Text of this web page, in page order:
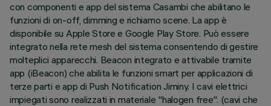
con componenti e app del sistema Casambi che abilitano le
funzioni di on-off, dimming e richiamo scene. La app è
disponibile su Apple Store e Google Play Store. Può essere
integrato nella rete mesh del sistema consentendo di gestire
molteplici apparecchi. Beacon integrato e attivabile tramite
app (iBeacon) che abilita le funzioni smart per applicazioni di
terze parti e app di Push Notification Jiminy. I cavi elettrici
impiegati sono realizzati in materiale "halogen free". (cavi che